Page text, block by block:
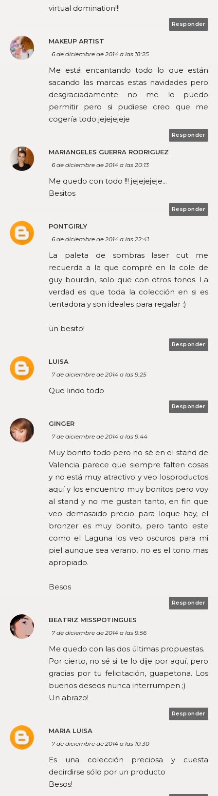
virtual domination!!!
Responder
MAKEUP ARTIST
6 de diciembre de 2014 a las 18:25
Me está encantando todo lo que están
sacando las marcas estas navidades pero
desgraciadamente no me lo puedo
permitir pero si pudiese creo que me
cogería todo jejejejeje
Responder
MARIANGELES GUERRA RODRIGUEZ
6 de diciembre de 2014 a las 20:13
Me quedo con todo !!! jejejejeje...
Besitos
Responder
PONTGIRLY
6 de diciembre de 2014 a las 22:41
La paleta de sombras laser cut me
recuerda a la que compré en la cole de
guy bourdin, solo que con otros tonos. La
verdad es que toda la colección en si es
tentadora y son ideales para regalar :)
un besito!
Responder
LUISA
7 de diciembre de 2014 a las 9:25
Que lindo todo
Responder
GINGER
7 de diciembre de 2014 a las 9:44
Muy bonito todo pero no sé en el stand de
Valencia parece que siempre falten cosas
y no está muy atractivo y veo losproductos
aquí y los encuentro muy bonitos pero voy
al stand y no me gustan tanto, en fin que
veo demasaido precio para loque hay, el
bronzer es muy bonito, pero tanto este
como el Laguna los veo oscuros para mi
piel aunque sea verano, no es el tono mas
apropiado.
Besos
Responder
BEATRIZ MISSPOTINGUES
7 de diciembre de 2014 a las 9:56
Me quedo con las dos últimas propuestas.
Por cierto, no sé si te lo dije por aquí, pero
gracias por tu felicitación, guapetona. Los
buenos deseos nunca interrumpen ;)
Un abrazo!
Responder
MARIA LUISA
7 de diciembre de 2014 a las 10:30
Es una colección preciosa y cuesta
decirdirse sólo por un producto
Besos!